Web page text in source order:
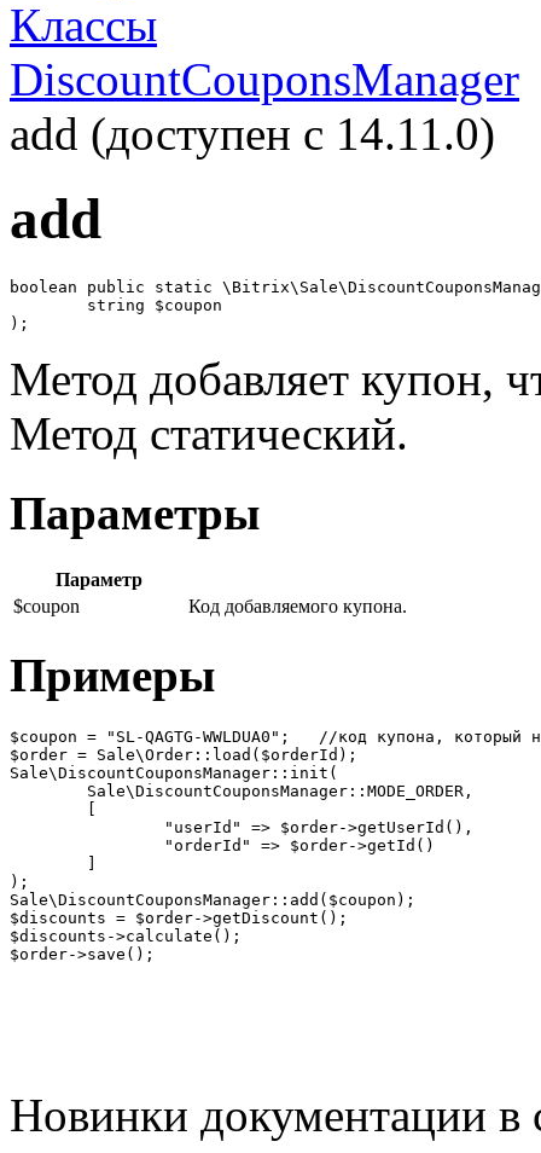
Классы
DiscountCouponsManager
add (доступен с 14.11.0)
add
boolean public static
);
Метод добавляет купон,
Метод статический.
Параметры
Параметр
$coupon
Код добавляемого купона.
Примеры
$coupon = "SL-QAGTG-WWLDUA0";	//код купона, который нужно учесть в заказе
$order = Sale\Order::load($orderId);
Sale\DiscountCouponsManager::init(
);
Sale\DiscountCouponsManager::add($coupon);
$discounts = $order->getDiscount();
$discounts->calculate();
$order->save();
Новинки документации в